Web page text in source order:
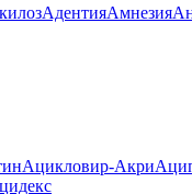
АдентияАмнезия
Ацикловир-Акри